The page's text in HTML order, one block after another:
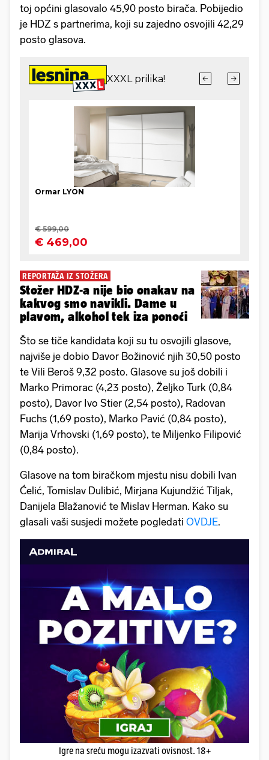
toj općini glasovalo 45,90 posto birača. Pobijedio
je HDZ s partnerima, koji su zajedno osvojili 42,29
posto glasova.
REPORTAŽA IZ STOŽERA
Stožer HDZ-a nije bio onakav na
kakvog smo navikli. Dame u
plavom, alkohol tek iza ponoći
Što se tiče kandidata koji su tu osvojili glasove,
najviše je dobio Davor Božinović njih 30,50 posto
te Vili Beroš 9,32 posto. Glasove su još dobili i
Marko Primorac (4,23 posto), Željko Turk (0,84
posto), Davor Ivo Stier (2,54 posto), Radovan
Fuchs (1,69 posto), Marko Pavić (0,84 posto),
Marija Vrhovski (1,69 posto), te Miljenko Filipović
(0,84 posto).
Glasove na tom biračkom mjestu nisu dobili Ivan
Ćelić, Tomislav Dulibić, Mirjana Kujundžić Tiljak,
Danijela Blažanović te Mislav Herman. Kako su
glasali vaši susjedi možete pogledati OVDJE.
Igre na sreću mogu izazvati ovisnost. 18+